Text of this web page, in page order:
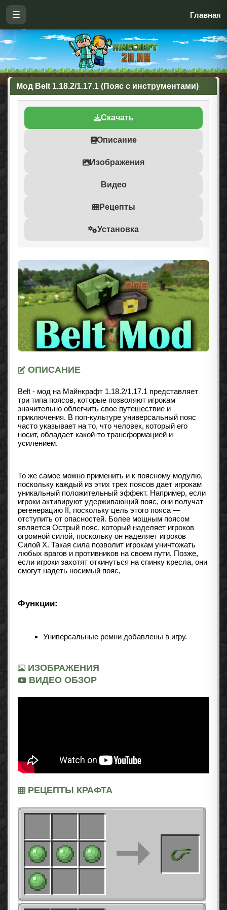
☰ Главная
Мод Belt 1.18.2/1.17.1 (Пояс с инструментами)
Скачать
Описание
Изображения
Видео
Рецепты
Установка
ОПИСАНИЕ
Belt - мод на Майнкрафт 1.18.2/1.17.1 представляет
три типа поясов, которые позволяют игрокам
значительно облегчить свое путешествие и
приключения. В поп-культуре универсальный пояс
часто указывает на то, что человек, который его
носит, обладает какой-то трансформацией и
усилением.
То же самое можно применить и к поясному модулю,
поскольку каждый из этих трех поясов дает игрокам
уникальный положительный эффект. Например, если
игроки активируют удерживающий пояс, они получат
регенерацию II, поскольку цель этого пояса —
отступить от опасностей. Более мощным поясом
является Острый пояс, который наделяет игроков
огромной силой, поскольку он наделяет игроков
Силой X. Такая сила позволит игрокам уничтожать
любых врагов и противников на своем пути. Позже,
если игроки захотят откинуться на спинку кресла, они
смогут надеть носимый пояс,
Функции:
Универсальные ремни добавлены в игру.
ИЗОБРАЖЕНИЯ
ВИДЕО ОБЗОР
РЕЦЕПТЫ КРАФТА